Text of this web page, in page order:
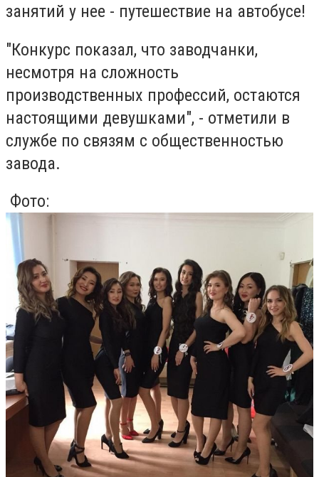
занятий у нее - путешествие на автобусе!
"Конкурс показал, что заводчанки,
несмотря на сложность
производственных профессий, остаются
настоящими девушками", - отметили в
службе по связям с общественностью
завода.
Фото: